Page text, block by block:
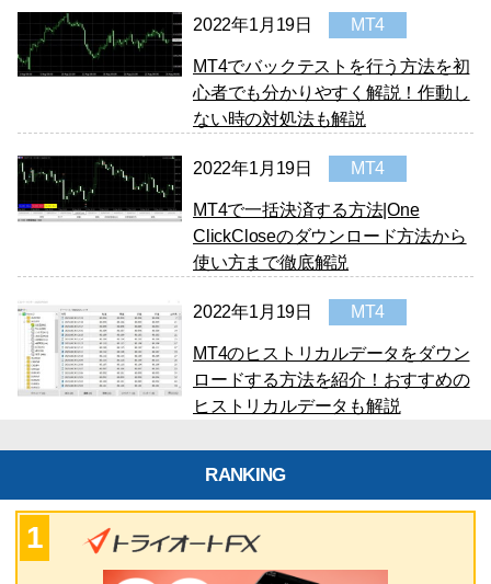
2022年1月19日 MT4
MT4でバックテストを行う方法を初
心者でも分かりやすく解説！作動し
ない時の対処法も解説
2022年1月19日 MT4
MT4で一括決済する方法|One
ClickCloseのダウンロード方法から
使い方まで徹底解説
2022年1月19日 MT4
MT4のヒストリカルデータをダウン
ロードする方法を紹介！おすすめの
ヒストリカルデータも解説
RANKING